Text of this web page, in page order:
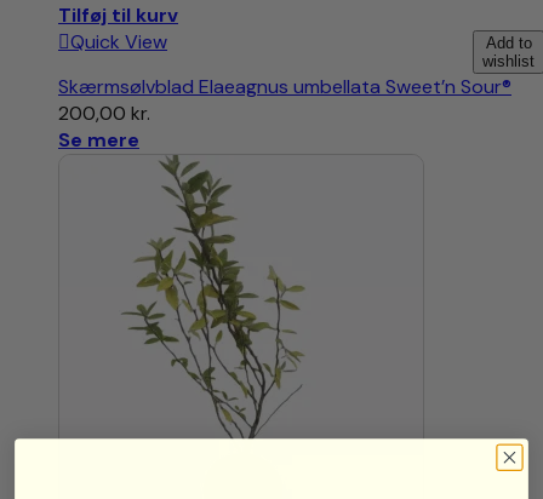
Tilføj til kurv
Add to
wishlist
Quick View
Skærmsølvblad Elaeagnus umbellata Sweet’n Sour®
200,00 kr.
Se mere